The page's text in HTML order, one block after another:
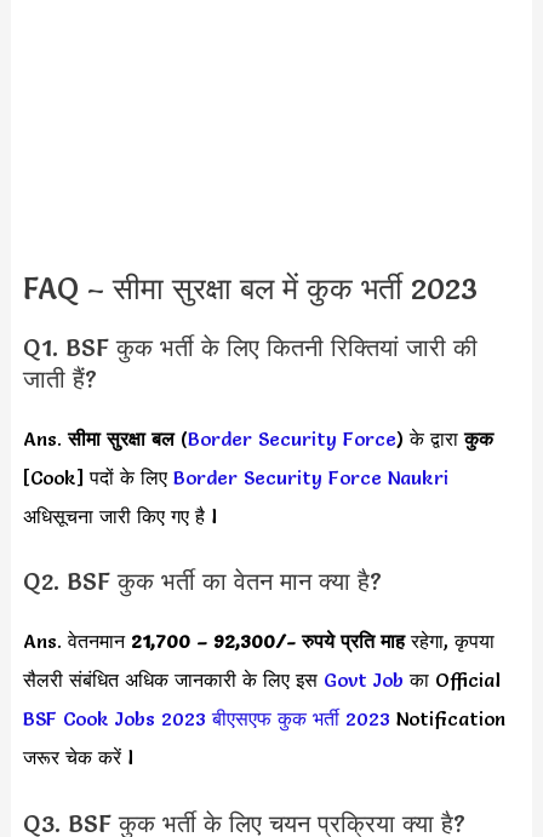
FAQ – सीमा सुरक्षा बल में कुक भर्ती 2023
Q1. BSF कुक भर्ती के लिए कितनी रिक्तियां जारी की
जाती हैं?
Ans.सीमा सुरक्षा बल(Border Security Force) के द्वाराकुक
[Cook] पदों के लिए Border Security Force Naukri
अधिसूचना जारी किए गए है l
Q2. BSF कुक भर्ती का वेतन मान क्या है?
Ans. वेतनमान 21,700 – 92,300/- रुपये प्रति माहरहेगा, कृपया
सैलरी संबंधित अधिक जानकारी के लिए इस Govt Job का Official
BSF Cook Jobs 2023 बीएसएफ कुक भर्ती 2023 Notification
जरूर चेक करें l
Q3. BSF कुक भर्ती के लिए चयन प्रक्रिया क्या है?